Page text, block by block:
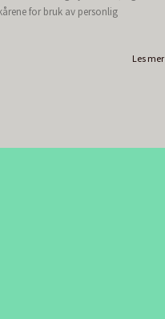
for bruk av personlig
Les mer